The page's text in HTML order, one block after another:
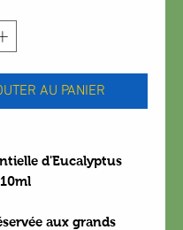
AU PANIER
d'Eucalyptus
aux grands